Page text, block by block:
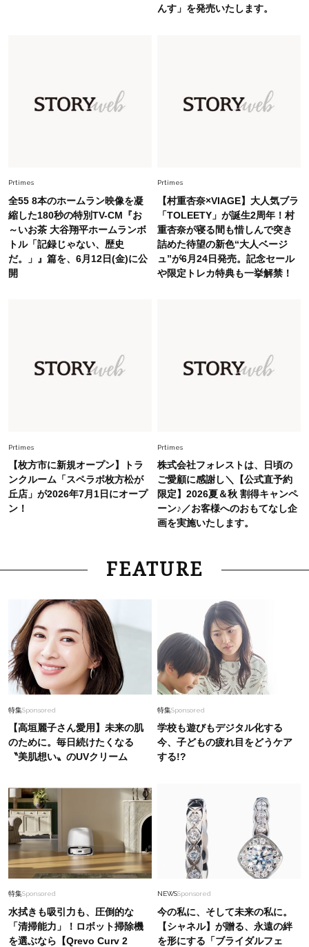
Fashion 2026.5.29
初夏はこれさえあれば！40代は【淡色ワンピ】
で即涼しげ＆上品見え〈3選〉
Fashion 2026.8.5
オシャレ40代の【ワンピ＆オールインワン】最
いめハーフパンツでモードに昇華
んす」を発売いたします。
Prtimes
全55 8本のホームラン映像を凝
縮した180秒の特別TV-CM『お
～いお茶 大谷翔平ホームランボ
トル「記録じゃない、歴史
だ。」』篇を、6月12日(金)に公
開
Prtimes
【村重杏奈×VIAGE】大人気ブラ
「TOLEETY」が誕生2周年！村
重杏奈が寝る間も惜しんで突き
詰めた待望の新色“大人ベージ
ュ”が6月24日発売。記念セール
や限定トレカ特典も一挙解禁！
Prtimes
【枚方市に新規オープン】トラ
ンクルーム「スペラボ枚方松が
丘店」が2026年7月1日にオープ
ン！
Prtimes
株式会社フォレストは、日頃の
ご愛顧に感謝し＼【公式直予約
限定】2026夏＆秋 割得キャンペ
ーン♪／お客様へのおもてなし企
画を実施いたします。
FEATURE
特集Sponsored
【高垣麗子さん愛用】未来の肌
のために。毎日続けたくなる
〝美肌想い〟のUVクリーム
特集Sponsored
学校も遊びもデジタル化する
今、子どもの疲れ目をどうケア
する!?
特集Sponsored
水拭きも吸引力も、圧倒的な
「清掃能力」！ロボット掃除機
を選ぶなら【Qrevo Curv 2
NEWSSponsored
今の私に、そして未来の私に。
【シャネル】が贈る、永遠の絆
を形にする「ブライダルフェ